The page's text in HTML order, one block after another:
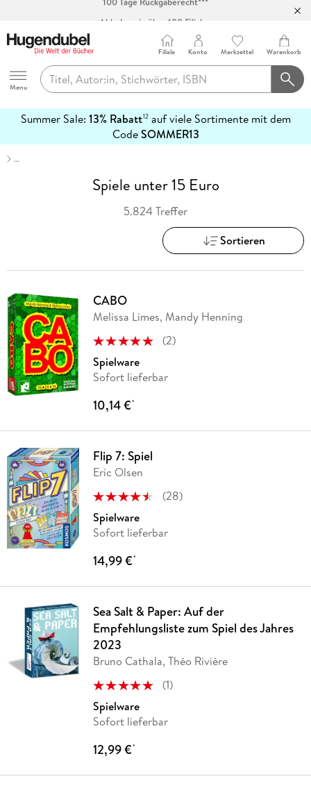
Abholung in über 100 Filialen
Hugendubel
Menu
Filiale Konto Merkzettel Warenkorb
Summer Sale: 13% Rabatt12auf viele Sortimente mit dem
CodeSOMMER13
erfahren
…
Spiele unter 15 Euro
5.824 Treffer
Sortieren
CABO
Melissa Limes, Mandy Henning
(2)
Spielware
Sofort lieferbar
10,14 €*
Flip 7: Spiel
Eric Olsen
(28)
Spielware
Sofort lieferbar
14,99 €*
Sea Salt & Paper: Auf der
Empfehlungsliste zum Spiel des Jahres
2023
Bruno Cathala, Théo Rivière
(1)
Spielware
Sofort lieferbar
12,99 €*